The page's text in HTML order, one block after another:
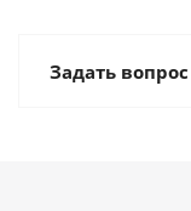
Задать вопрос